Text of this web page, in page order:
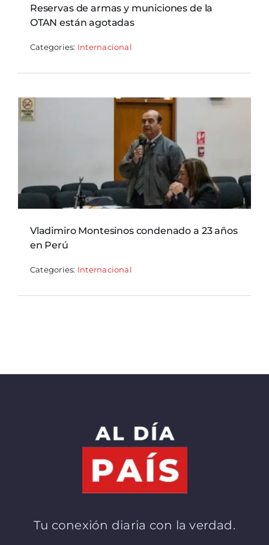
Reservas de armas y municiones de la
OTAN están agotadas
Categories: Internacional
Vladimiro Montesinos condenado a 23 años
en Perú
Categories: Internacional
Tu conexión diaria con la verdad.